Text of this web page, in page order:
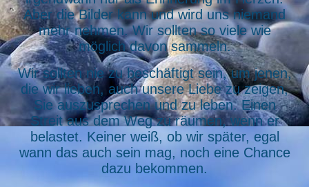
Aber die Bilder kann und wird uns niemand
mehr nehmen. Wir sollten so viele wie
möglich davon sammeln.
Wir sollten nie zu beschäftigt sein, um jenen,
die wir lieben, auch unsere Liebe zu zeigen,
Sie auszusprechen und zu leben. Einen
Streit aus dem Weg zu räumen, wenn er
belastet. Keiner weiß, ob wir später, egal
wann das auch sein mag, noch eine Chance
dazu bekommen.